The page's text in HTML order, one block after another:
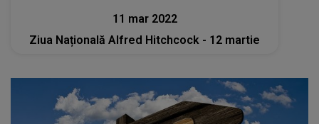
11 mar 2022
Ziua Națională Alfred Hitchcock - 12 martie